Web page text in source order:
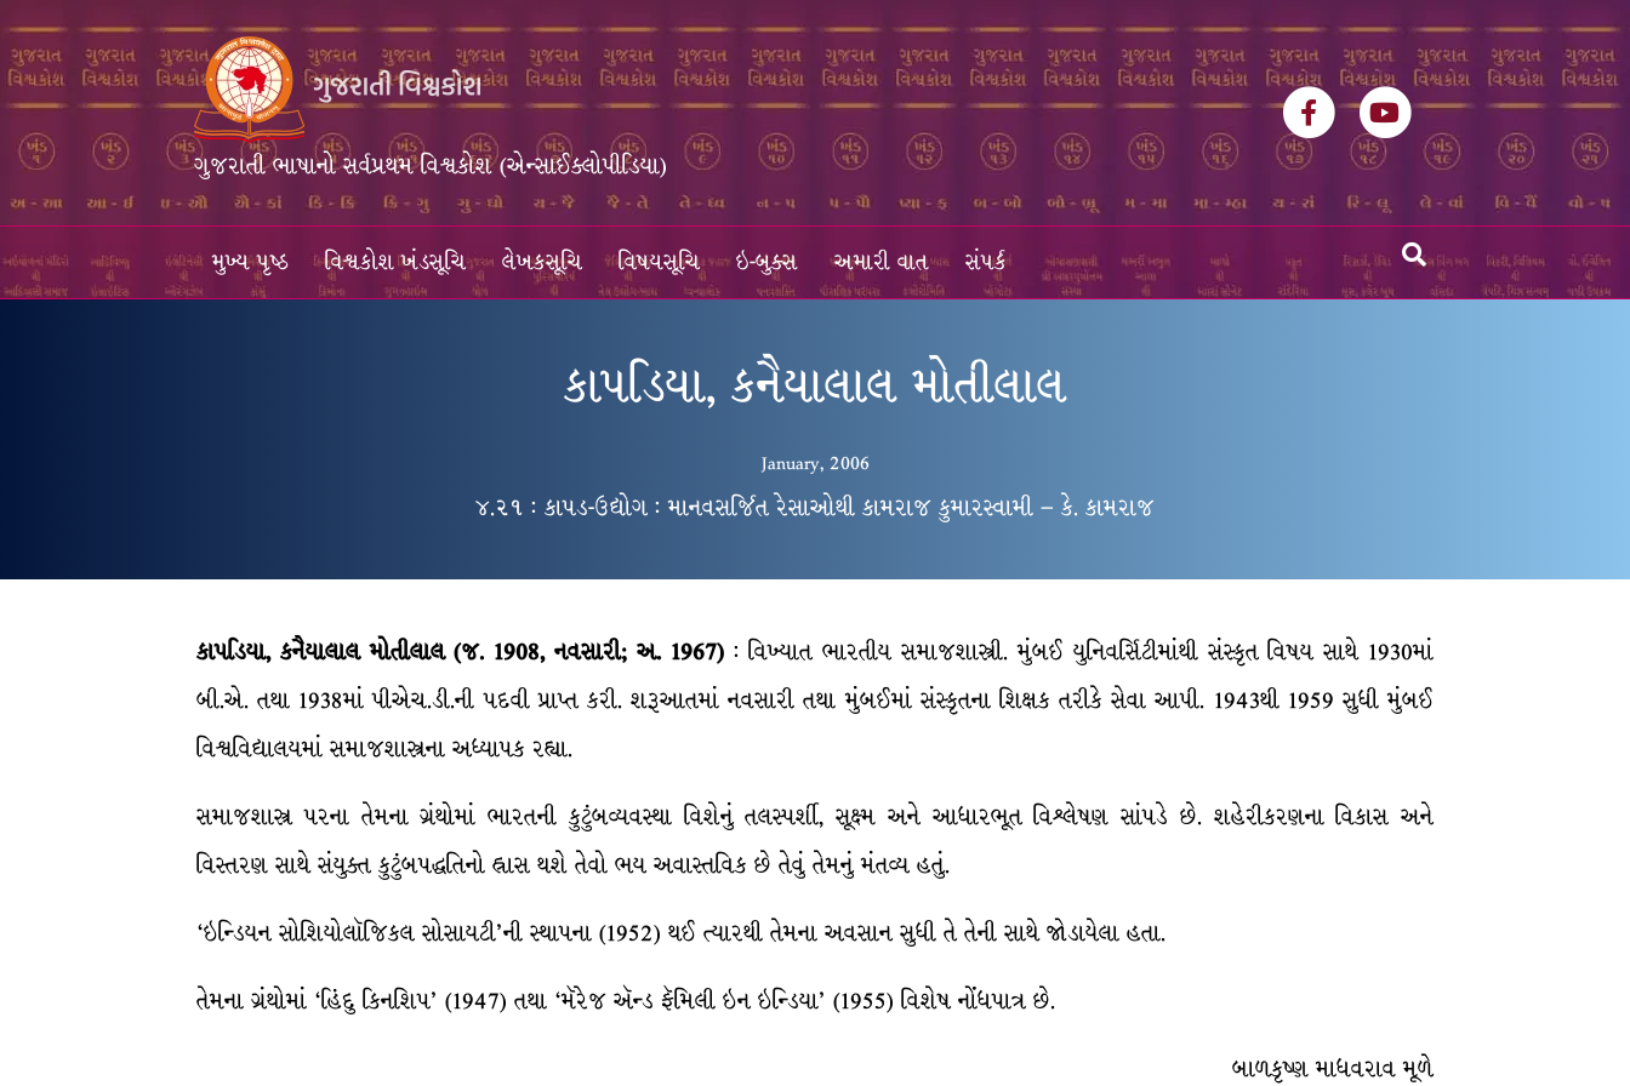
ગુજરાતી ભાષાનો સર્વપ્રથમ વિશ્વકોશ (એન્સાઈક્લોપીડિયા)
FacebookYoutube
મુખ્ય પૃષ્ઠ વિશ્વકોશ ખંડસૂચિ લેખકસૂચિ વિષયસૂચિ ઇ-બુક્સ અમારી વાત સંપર્ક
કાપડિયા, કનૈયાલાલ મોતીલાલ
January, 2006
૪.૨૧ : કાપડ-ઉદ્યોગ : માનવસર્જિત રેસાઓથી કામરાજ કુમારસ્વામી – કે. કામરાજ
કાપડિયા, કનૈયાલાલ મોતીલાલ (જ. 1908, નવસારી; અ. 1967): વિખ્યાત ભારતીય સમાજશાસ્ત્રી. મુંબઈ યુનિવર્સિટીમાંથી સંસ્કૃત વિષય સાથે 1930માં
બી.એ. તથા 1938માં પીએચ.ડી.ની પદવી પ્રાપ્ત કરી. શરૂઆતમાં નવસારી તથા મુંબઈમાં સંસ્કૃતના શિક્ષક તરીકે સેવા આપી. 1943થી 1959 સુધી મુંબઈ
વિશ્વવિદ્યાલયમાં સમાજશાસ્ત્રના અધ્યાપક રહ્યા.
સમાજશાસ્ત્ર પરના તેમના ગ્રંથોમાં ભારતની કુટુંબવ્યવસ્થા વિશેનું તલસ્પર્શી, સૂક્ષ્મ અને આધારભૂત વિશ્લેષણ સાંપડે છે. શહેરીકરણના વિકાસ અને
વિસ્તરણ સાથે સંયુક્ત કુટુંબપદ્ધતિનો હ્રાસ થશે તેવો ભય અવાસ્તવિક છે તેવું તેમનું મંતવ્ય હતું.
‘ઇન્ડિયન સોશિયોલૉજિકલ સોસાયટી’ની સ્થાપના (1952) થઈ ત્યારથી તેમના અવસાન સુધી તે તેની સાથે જોડાયેલા હતા.
તેમના ગ્રંથોમાં ‘હિંદુ કિનશિપ’ (1947) તથા ‘મૅરેજ ઍન્ડ ફૅમિલી ઇન ઇન્ડિયા’ (1955) વિશેષ નોંધપાત્ર છે.
બાળકૃષ્ણ માધવરાવ મૂળે